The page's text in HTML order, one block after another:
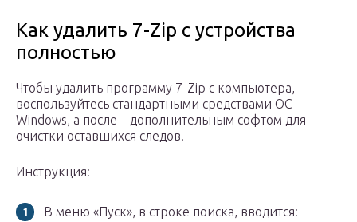
Как удалить 7-Zip с устройства
полностью
Чтобы удалить программу 7-Zip с компьютера,
воспользуйтесь стандартными средствами ОС
Windows, а после – дополнительным софтом для
очистки оставшихся следов.
Инструкция:
В меню «Пуск», в строке поиска, вводится: